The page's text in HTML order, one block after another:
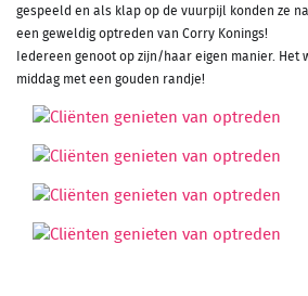
gespeeld en als klap op de vuurpijl konden ze
een geweldig optreden van Corry Konings!
Iedereen genoot op zijn/haar eigen manier. Het
middag met een gouden randje!